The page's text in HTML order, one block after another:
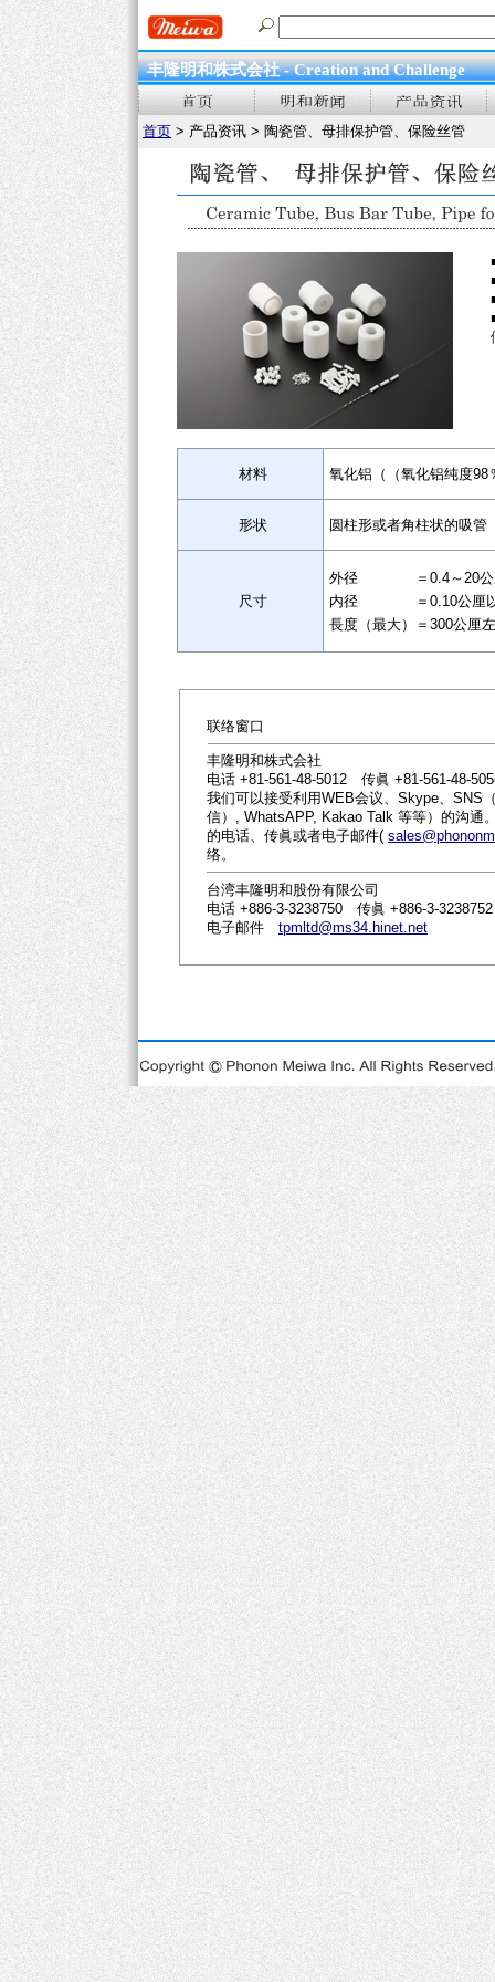
丰隆明和株式会社 - Creation and Challenge
首页 > 产品资讯 > 陶瓷管、母排保护管、保险丝管
材料 氧化铝（（氧化铝纯度98
形状 圆柱形或者角柱状的吸管
尺寸
外径 ＝0.4～20公
内径 ＝0.10公厘
長度（最大）＝300公厘
联络窗口
丰隆明和株式会社
电话 +81-561-48-5012 传眞 +81-561-48-
我们可以接受利用WEB会议、Skype、
信）, WhatsAPP, Kakao Talk 等等）的沟通
的电话、传眞或者电子邮件(
络。
台湾丰隆明和股份有限公司
电话 +886-3-3238750 传眞 +886-3-3238752
电子邮件 tpmltd@ms34.hinet.net